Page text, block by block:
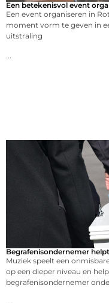
Een betekenisvol event
Een event organiseren in
moment vorm te geven in
uitstraling
Begrafenisondernemer
Muziek speelt een
op een dieper niveau en
begrafenisondernemer